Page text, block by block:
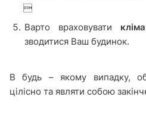

Варто враховувати
зводитися Ваш будинок.
В будь – якому випадку,
цілісно та являти собою